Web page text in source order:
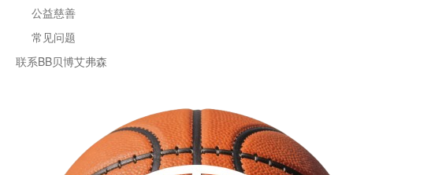
公益慈善
常见问题
联系BB贝博艾弗森